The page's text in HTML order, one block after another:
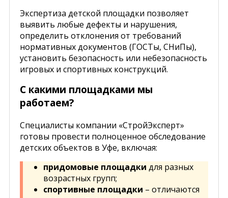
Экспертиза детской площадки позволяет
выявить любые дефекты и нарушения,
определить отклонения от требований
нормативных документов (ГОСТы, СНиПы),
установить безопасность или небезопасность
игровых и спортивных конструкций.
С какими площадками мы
работаем?
Специалисты компании «СтройЭксперт»
готовы провести полноценное обследование
детских объектов в Уфе, включая:
придомовые площадки для разных
возрастных групп;
спортивные площадки – отличаются